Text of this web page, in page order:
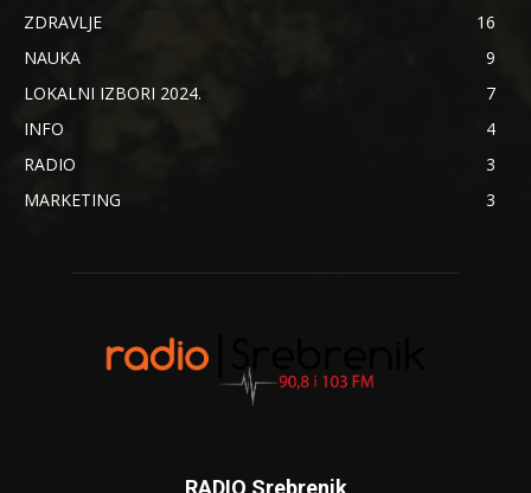
ZDRAVLJE
16
NAUKA
9
LOKALNI IZBORI 2024.
7
INFO
4
RADIO
3
MARKETING
3
RADIO Srebrenik